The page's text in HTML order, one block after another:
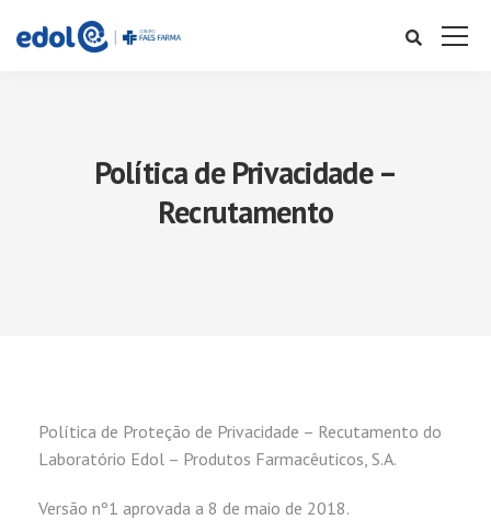
Política de Privacidade –
Recrutamento
Política de Proteção de Privacidade – Recutamento do
Laboratório Edol – Produtos Farmacêuticos, S.A.
Versão nº1 aprovada a 8 de maio de 2018.